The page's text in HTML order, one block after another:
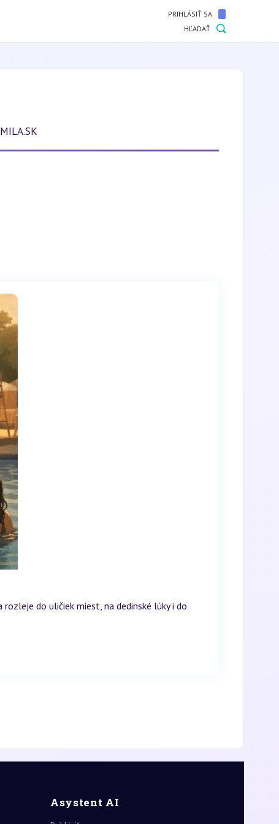
PRIHLÁSIŤ SA
HĽADAŤ
do uličiek miest, na dedinské lúky i do
Asystent AI